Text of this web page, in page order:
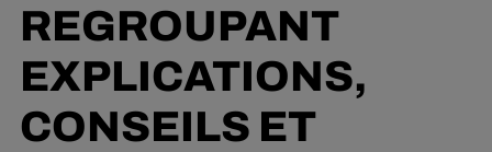
REGROUPANT
EXPLICATIONS,
CONSEILS ET